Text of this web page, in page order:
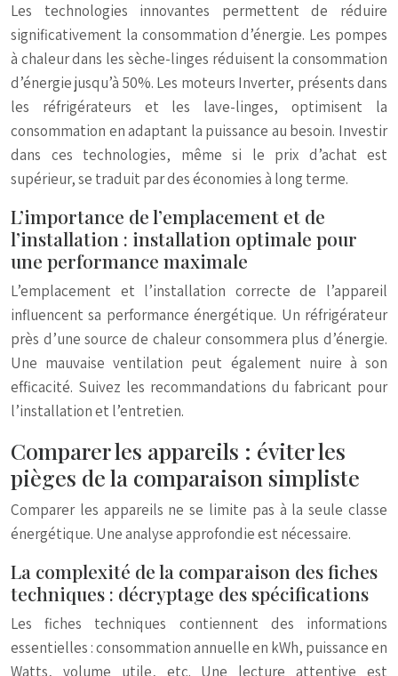
Les technologies innovantes permettent de réduire
significativement la consommation d’énergie. Les pompes
à chaleur dans les sèche-linges réduisent la consommation
d’énergie jusqu’à 50%. Les moteurs Inverter, présents dans
les réfrigérateurs et les lave-linges, optimisent la
consommation en adaptant la puissance au besoin. Investir
dans ces technologies, même si le prix d’achat est
supérieur, se traduit par des économies à long terme.
L’importance de l’emplacement et de
l’installation : installation optimale pour
une performance maximale
L’emplacement et l’installation correcte de l’appareil
influencent sa performance énergétique. Un réfrigérateur
près d’une source de chaleur consommera plus d’énergie.
Une mauvaise ventilation peut également nuire à son
efficacité. Suivez les recommandations du fabricant pour
l’installation et l’entretien.
Comparer les appareils : éviter les
pièges de la comparaison simpliste
Comparer les appareils ne se limite pas à la seule classe
énergétique. Une analyse approfondie est nécessaire.
La complexité de la comparaison des fiches
techniques : décryptage des spécifications
Les fiches techniques contiennent des informations
essentielles : consommation annuelle en kWh, puissance en
Watts, volume utile, etc. Une lecture attentive est